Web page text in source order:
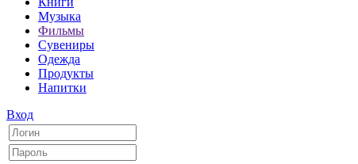
Музыка
Фильмы
Сувениры
Одежда
Продукты
Напитки
Вход